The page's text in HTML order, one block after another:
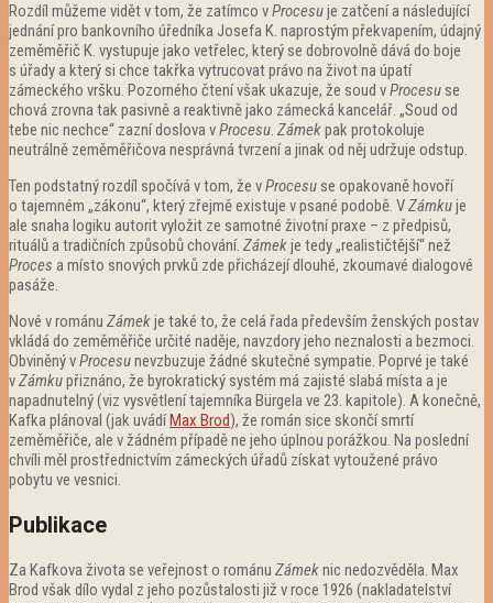
Rozdíl můžeme vidět v tom, že zatímco vProcesuje zatčení a následující
jednání pro bankovního úředníka Josefa K. naprostým překvapením, údajný
zeměměřič K. vystupuje jako vetřelec, který se dobrovolně dává do boje
s úřady a který si chce takřka vytrucovat právo na život na úpatí
zámeckého vršku. Pozorného čtení však ukazuje, že soud vProcesu se
chová zrovna tak pasivně a reaktivně jako zámecká kancelář. „Soud od
tebe nic nechce“ zazní doslova vProcesu. Zámekpak protokoluje
neutrálně zeměměřičova nesprávná tvrzení a jinak od něj udržuje odstup.
Ten podstatný rozdíl spočívá v tom, že vProcesu se opakovaně hovoří
o tajemném „zákonu“, který zřejmě existuje v psané podobě. VZámkuje
ale snaha logiku autorit vyložit ze samotné životní praxe – z předpisů,
rituálů a tradičních způsobů chování. Zámekje tedy „realističtější“ než
Proces a místo snových prvků zde přicházejí dlouhé, zkoumavé dialogové
pasáže.
Nové v románu Zámekje také to, že celá řada především ženských postav
vkládá do zeměměřiče určité naděje, navzdory jeho neznalosti a bezmoci.
Obviněný vProcesunevzbuzuje žádné skutečné sympatie. Poprvé je také
vZámkupřiznáno, že byrokratický systém má zajisté slabá místa a je
napadnutelný (viz vysvětlení tajemníka Bürgela ve 23. kapitole). A konečně,
Kafka plánoval (jak uvádíMax Brod), že román sice skončí smrtí
zeměměřiče, ale v žádném případě ne jeho úplnou porážkou. Na poslední
chvíli měl prostřednictvím zámeckých úřadů získat vytoužené právo
pobytu ve vesnici.
Publikace
Za Kafkova života se veřejnost o románu Zámeknic nedozvěděla. Max
Brod však dílo vydal z jeho pozůstalosti již v roce 1926 (nakladatelství